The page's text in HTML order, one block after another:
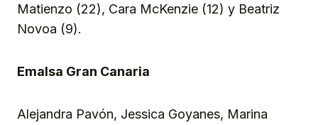
Matienzo (22), Cara McKenzie (12) y Beatriz
Novoa (9).
Emalsa Gran Canaria
Alejandra Pavón, Jessica Goyanes, Marina